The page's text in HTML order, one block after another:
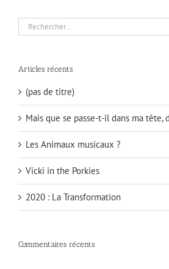
Rechercher:
Articles récents
(pas de titre)
Mais que se passe-t-il dans ma tête,
Les Animaux musicaux ?
Vicki in the Porkies
2020 : La Transformation
Commentaires récents